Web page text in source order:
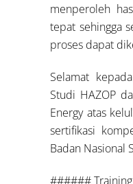
menperoleh
tepat sehingga
proses dapat
Selamat
Studi HAZOP
Energy atas
sertifikasi
Badan Nasional
######